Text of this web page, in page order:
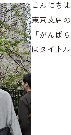
こんにち
東京支店
「がんば
はタイト